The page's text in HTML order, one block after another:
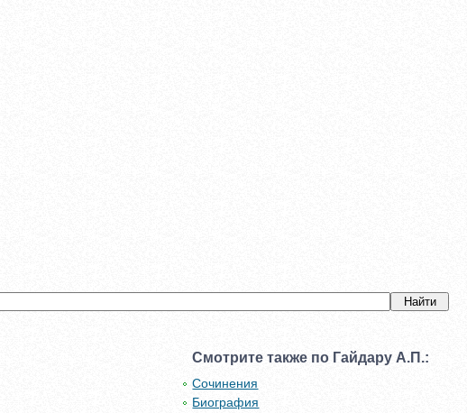
Смотрите также по Гайдару А.П.:
Сочинения
Биография